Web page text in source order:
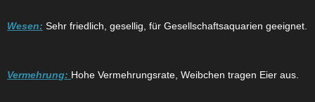
Wesen: Sehr friedlich, gesellig, für Gesellschaftsaquarien geeignet.
Vermehrung: Hohe Vermehrungsrate, Weibchen tragen Eier aus.